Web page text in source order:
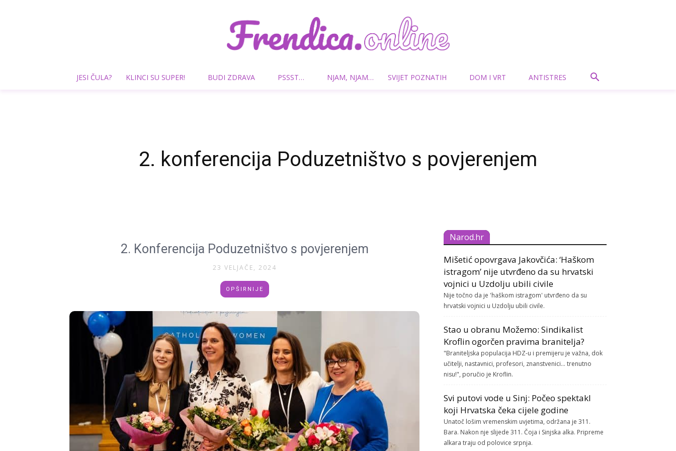
Frendica.online
JESI ČULA? KLINCI SU SUPER! BUDI ZDRAVA PSSST… NJAM, NJAM… SVIJET POZNATIH DOM I VRT ANTISTRES
2. konferencija Poduzetništvo s povjerenjem
2. Konferencija Poduzetništvo s povjerenjem
23 VELJAČE, 2024
OPŠIRNIJE
Narod.hr
Mišetić opovrgava Jakovčića: ‘Haškom
istragom’ nije utvrđeno da su hrvatski
vojnici u Uzdolju ubili civile
Nije točno da je 'haškom istragom' utvrđeno da su
hrvatski vojnici u Uzdolju ubili civile.
Stao u obranu Možemo: Sindikalist
Kroflin ogorčen pravima branitelja?
"Braniteljska populacija HDZ-u i premijeru je važna, dok
učitelji, nastavnici, profesori, znanstvenici... trenutno
nisu!", poručio je Kroflin.
Svi putovi vode u Sinj: Počeo spektakl
koji Hrvatska čeka cijele godine
Unatoč lošim vremenskim uvjetima, održana je 311.
Bara. Nakon nje slijede 311. Čoja i Sinjska alka. Pripreme
alkara traju od polovice srpnja.